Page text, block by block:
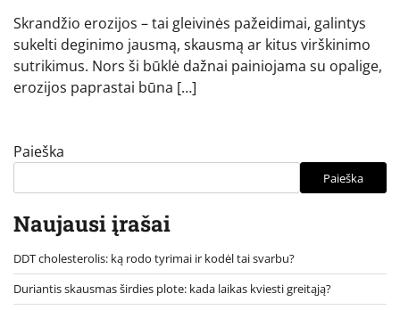
Skrandžio erozijos – tai gleivinės pažeidimai, galintys
sukelti deginimo jausmą, skausmą ar kitus virškinimo
sutrikimus. Nors ši būklė dažnai painiojama su opalige,
erozijos paprastai būna […]
Paieška
Paieška
Naujausi įrašai
DDT cholesterolis: ką rodo tyrimai ir kodėl tai svarbu?
Duriantis skausmas širdies plote: kada laikas kviesti greitąją?